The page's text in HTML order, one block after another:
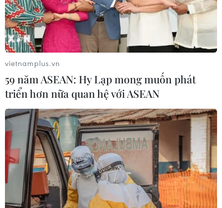
TIN CÙNG CHUYÊN MỤC
Xe điện Trung Quốc mở rộng
cuộc đua công nghệ ra Đông Nam Á
vietnamplus.vn
59 năm ASEAN: Hy Lạp mong muốn phát
triển hơn nữa quan hệ với ASEAN